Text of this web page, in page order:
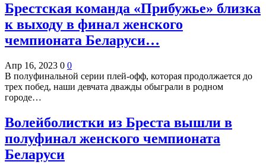
Брестская команда «Прибужье» близка
к выходу в финал женского
чемпионата Беларуси…
Апр 16, 2023 0 0
В полуфинальной серии плей-офф, которая продолжается до
трех побед, наши девчата дважды обыграли в родном
городе…
Волейболистки из Бреста вышли в
полуфинал женского чемпионата
Беларуси